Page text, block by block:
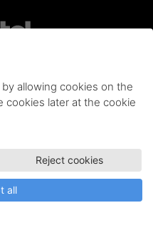
høyeste kvalitet. Når du
du et verktøy du kan bruke
og effektivt.
allowing cookies on the
cookies later at the cookie
Reject cookies
all